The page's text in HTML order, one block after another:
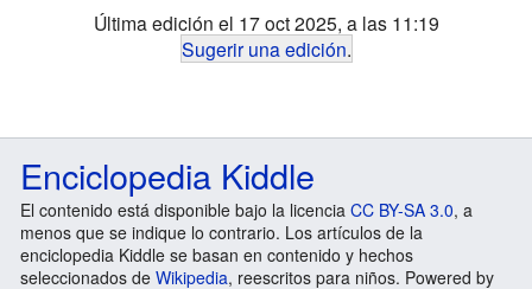
Última edición el 17 oct 2025, a las 11:19
Sugerir una edición.
Enciclopedia Kiddle
El contenido está disponible bajo la licencia CC BY-SA 3.0, a
menos que se indique lo contrario. Los artículos de la
enciclopedia Kiddle se basan en contenido y hechos
seleccionados de Wikipedia, reescritos para niños. Powered by